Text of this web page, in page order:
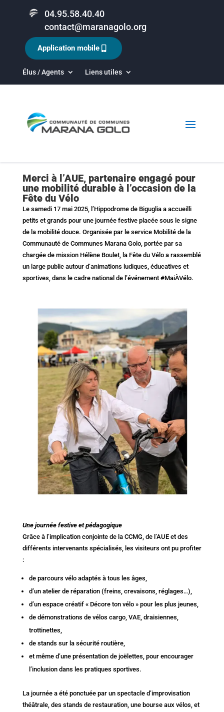
04.95.58.40.40
contact@maranagolo.org
Élus / Agents Liens utiles
Application mobile
Merci à l’AUE, partenaire engagé pour
une mobilité durable à l’occasion de la
Fête du Vélo
Le samedi 17 mai 2025, l’Hippodrome de Biguglia a accueilli
petits et grands pour une journée festive placée sous le signe
de la mobilité douce. Organisée par le service Mobilité de la
Communauté de Communes Marana Golo, portée par sa
chargée de mission Hélène Boulet, la Fête du Vélo a rassemblé
un large public autour d’animations ludiques, éducatives et
sportives, dans le cadre national de l’événement #MaiÀVélo.
Une journée festive et pédagogique
Grâce à l’implication conjointe de la CCMG, de l’AUE et des
différents intervenants spécialisés, les visiteurs ont pu profiter
:
de parcours vélo adaptés à tous les âges,
d’un atelier de réparation (freins, crevaisons, réglages…),
d’un espace créatif « Décore ton vélo » pour les plus jeunes,
de démonstrations de vélos cargo, VAE, draisiennes,
trottinettes,
de stands sur la sécurité routière,
et même d’une présentation de joëlettes, pour encourager
l’inclusion dans les pratiques sportives.
La journée a été ponctuée par un spectacle d’improvisation
théâtrale, des stands de restauration, une bourse aux vélos, et